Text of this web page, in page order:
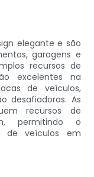
elegante e são
garagens e
recursos de
excelentes na
de veículos,
desafiadoras. As
recursos de
permitindo o
de veículos em